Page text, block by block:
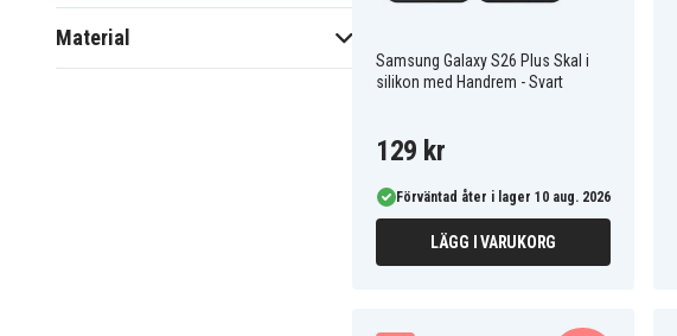
Material
Samsung Galaxy S26 Plus Skal i
silikon med Handrem - Svart
129 kr
Förväntad åter i lager 10 aug. 2026
LÄGG I VARUKORG